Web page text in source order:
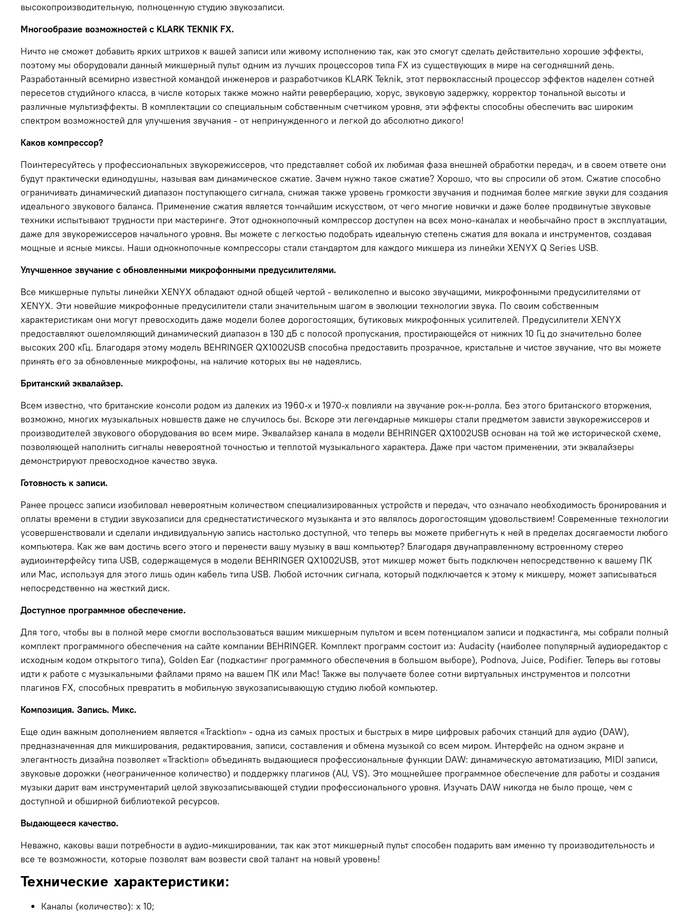
высокопроизводительную, полноценную студию звукозаписи.
Многообразие возможностей с KLARK TEKNIK FX.
Ничто не сможет добавить ярких штрихов к вашей записи или живому исполнению так, как это смогут сделать действительно хорошие эффекты,
поэтому мы оборудовали данный микшерный пульт одним из лучших процессоров типа FX из существующих в мире на сегодняшний день.
Разработанный всемирно известной командой инженеров и разработчиков KLARK Teknik, этот первоклассный процессор эффектов наделен сотней
пересетов студийного класса, в числе которых также можно найти реверберацию, хорус, звуковую задержку, корректор тональной высоты и
различные мультиэффекты. В комплектации со специальным собственным счетчиком уровня, эти эффекты способны обеспечить вас широким
спектром возможностей для улучшения звучания - от непринужденного и легкой до абсолютно дикого!
Каков компрессор?
Поинтересуйтесь у профессиональных звукорежиссеров, что представляет собой их любимая фаза внешней обработки передач, и в своем ответе они
будут практически единодушны, называя вам динамическое сжатие. Зачем нужно такое сжатие? Хорошо, что вы спросили об этом. Сжатие способно
ограничивать динамический диапазон поступающего сигнала, снижая также уровень громкости звучания и поднимая более мягкие звуки для создания
идеального звукового баланса. Применение сжатия является тончайшим искусством, от чего многие новички и даже более продвинутые звуковые
техники испытывают трудности при мастеринге. Этот однокнопочный компрессор доступен на всех моно-каналах и необычайно прост в эксплуатации,
даже для звукорежиссеров начального уровня. Вы можете с легкостью подобрать идеальную степень сжатия для вокала и инструментов, создавая
мощные и ясные миксы. Наши однокнопочные компрессоры стали стандартом для каждого микшера из линейки XENYX Q Series USB.
Улучшенное звучание с обновленными микрофонными предусилителями.
Все микшерные пульты линейки XENYX обладают одной общей чертой - великолепно и высоко звучащими, микрофонными предусилителями от
XENYX. Эти новейшие микрофонные предусилители стали значительным шагом в эволюции технологии звука. По своим собственным
характеристикам они могут превосходить даже модели более дорогостоящих, бутиковых микрофонных усилителей. Предусилители XENYX
предоставляют ошеломляющий динамический диапазон в 130 дБ с полосой пропускания, простирающейся от нижних 10 Гц до значительно более
высоких 200 кГц. Благодаря этому модель BEHRINGER QX1002USB способна предоставить прозрачное, кристальне и чистое звучание, что вы можете
принять его за обновленные микрофоны, на наличие которых вы не надеялись.
Британский эквалайзер.
Всем известно, что британские консоли родом из далеких из 1960-х и 1970-х повлияли на звучание рок-н-ролла. Без этого британского вторжения,
возможно, многих музыкальных новшеств даже не случилось бы. Вскоре эти легендарные микшеры стали предметом зависти звукорежиссеров и
производителей звукового оборудования во всем мире. Эквалайзер канала в модели BEHRINGER QX1002USB основан на той же исторической схеме,
позволяющей наполнить сигналы невероятной точностью и теплотой музыкального характера. Даже при частом применении, эти эквалайзеры
демонстрируют превосходное качество звука.
Готовность к записи.
Ранее процесс записи изобиловал невероятным количеством специализированных устройств и передач, что означало необходимость бронирования и
оплаты времени в студии звукозаписи для среднестатистического музыканта и это являлось дорогостоящим удовольствием! Современные технологии
усовершенствовали и сделали индивидуальную запись настолько доступной, что теперь вы можете прибегнуть к ней в пределах досягаемости любого
компьютера. Как же вам достичь всего этого и перенести вашу музыку в ваш компьютер? Благодаря двунаправленному встроенному стерео
аудиоинтерфейсу типа USB, содержащемуся в модели BEHRINGER QX1002USB, этот микшер может быть подключен непосредственно к вашему ПК
или Mac, используя для этого лишь один кабель типа USB. Любой источник сигнала, который подключается к этому к микшеру, может записываться
непосредственно на жесткий диск.
Доступное программное обеспечение.
Для того, чтобы вы в полной мере смогли воспользоваться вашим микшерным пультом и всем потенциалом записи и подкастинга, мы собрали полный
комплект программного обеспечения на сайте компании BEHRINGER. Комплект программ состоит из: Audacity (наиболее популярный аудиоредактор с
исходным кодом открытого типа), Golden Ear (подкастинг программного обеспечения в большом выборе), Podnova, Juice, Podifier. Теперь вы готовы
идти к работе с музыкальными файлами прямо на вашем ПК или Mac! Также вы получаете более сотни виртуальных инструментов и полсотни
плагинов FX, способных превратить в мобильную звукозаписывающую студию любой компьютер.
Композиция. Запись. Микс.
Еще один важным дополнением является «Tracktion» - одна из самых простых и быстрых в мире цифровых рабочих станций для аудио (DAW),
предназначенная для микширования, редактирования, записи, составления и обмена музыкой со всем миром. Интерфейс на одном экране и
элегантность дизайна позволяет «Tracktion» объединять выдающиеся профессиональные функции DAW: динамическую автоматизацию, MIDI записи,
звуковые дорожки (неограниченное количество) и поддержку плагинов (AU, VS). Это мощнейшее программное обеспечение для работы и создания
музыки дарит вам инструментарий целой звукозаписывающей студии профессионального уровня. Изучать DAW никогда не было проще, чем с
доступной и обширной библиотекой ресурсов.
Выдающееся качество.
Неважно, каковы ваши потребности в аудио-микшировании, так как этот микшерный пульт способен подарить вам именно ту производительность и
все те возможности, которые позволят вам возвести свой талант на новый уровень!
Технические характеристики:
Каналы (количество): х 10;